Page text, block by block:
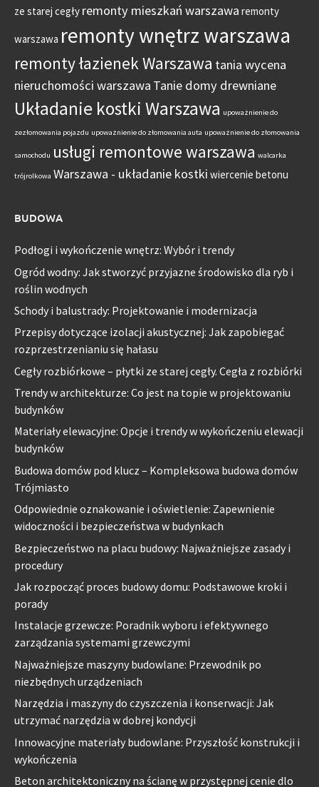
ze starej cegły remonty mieszkań warszawa remonty
warszawa remonty wnętrz warszawa
remonty łazienek Warszawa tania wycena
nieruchomości warszawa Tanie domy drewniane
Układanie kostki Warszawa upoważnienie do
zezłomowania pojazdu upoważnienie do złomowania auta upoważnienie do złomowania
samochodu usługi remontowe warszawa walcarka
trójrolkowa Warszawa - układanie kostki wiercenie betonu
BUDOWA
Podłogi i wykończenie wnętrz: Wybór i trendy
Ogród wodny: Jak stworzyć przyjazne środowisko dla ryb i
roślin wodnych
Schody i balustrady: Projektowanie i modernizacja
Przepisy dotyczące izolacji akustycznej: Jak zapobiegać
rozprzestrzenianiu się hałasu
Cegły rozbiórkowe – płytki ze starej cegły. Cegła z rozbiórki
Trendy w architekturze: Co jest na topie w projektowaniu
budynków
Materiały elewacyjne: Opcje i trendy w wykończeniu elewacji
budynków
Budowa domów pod klucz – Kompleksowa budowa domów
Trójmiasto
Odpowiednie oznakowanie i oświetlenie: Zapewnienie
widoczności i bezpieczeństwa w budynkach
Bezpieczeństwo na placu budowy: Najważniejsze zasady i
procedury
Jak rozpocząć proces budowy domu: Podstawowe kroki i
porady
Instalacje grzewcze: Poradnik wyboru i efektywnego
zarządzania systemami grzewczymi
Najważniejsze maszyny budowlane: Przewodnik po
niezbędnych urządzeniach
Narzędzia i maszyny do czyszczenia i konserwacji: Jak
utrzymać narzędzia w dobrej kondycji
Innowacyjne materiały budowlane: Przyszłość konstrukcji i
wykończenia
Beton architektoniczny na ścianę w przystępnej cenie dlo